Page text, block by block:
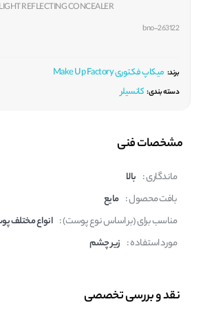
REFLECTING CONCEALER
bno-263122
برند: میکاپ فکتوری Make Up Factory
دسته بندی: کانسیلر
مشخصات فنی
ماندگاری : بالا
بافت محصول : مایع
مناسب برای (بر اساس نوع پوست) : انواع مختلف
مورد استفاده : زیر چشم
نقد و بررسی تخصصی